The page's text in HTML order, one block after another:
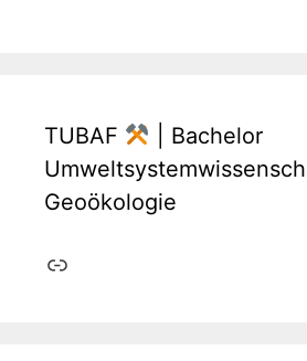
TUBAF
| Bachelor
Geoökologie
Link